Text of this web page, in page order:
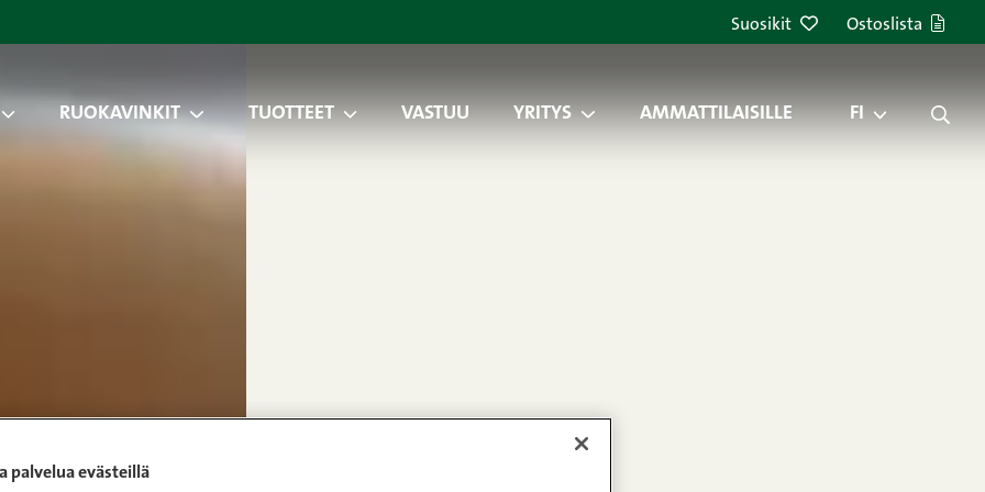
Suosikit Ostoslista
RUOKAVINKIT TUOTTEET VASTUU YRITYS AMMATTILAISILLE FI
palvelua evästeillä